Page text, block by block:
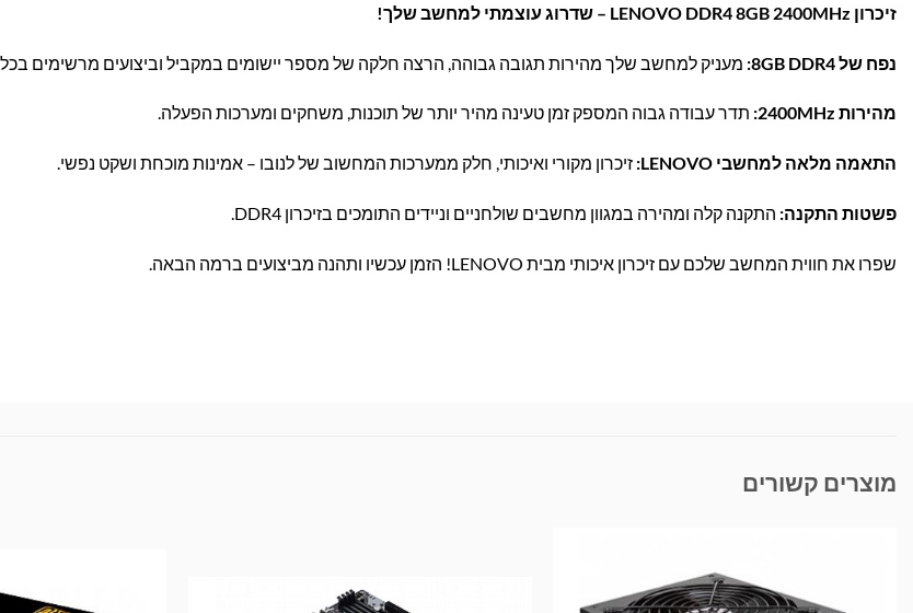
זיכרון LENOVO DDR4 8GB 2400MHz – שדרוג עוצמתי למחשב שלך!
נפח של 8GB DDR4: מעניק למחשב שלך מהירות תגובה גבוהה, הרצה חלקה של מספר יישומים במקביל וביצועים מרשימים
מהירות 2400MHz: תדר עבודה גבוה המספק זמן טעינה מהיר יותר של תוכנות, משחקים ומערכות הפעלה.
התאמה מלאה למחשבי LENOVO: זיכרון מקורי ואיכותי, חלק ממערכות המחשוב של לנובו – אמינות מוכחת ושקט נפשי.
פשטות התקנה: התקנה קלה ומהירה במגוון מחשבים שולחניים וניידים התומכים בזיכרון DDR4.
שפרו את חווית המחשב שלכם עם זיכרון איכותי מבית LENOVO! הזמן עכשיו ותהנה מביצועים ברמה הבאה.
מוצרים קשורים